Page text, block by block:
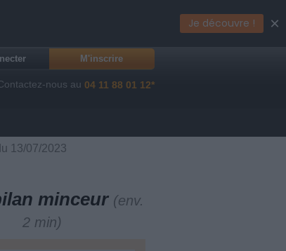
M'inscrire
nous au 04 11 88 01 12*
13/07/2023
minceur (env.
2 min)
Je découvre ! ×